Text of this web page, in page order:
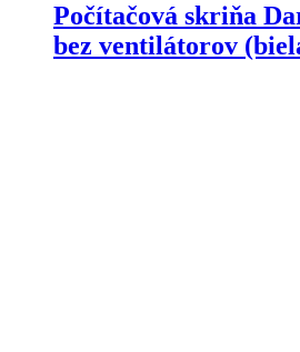
Počítačová skriňa
bez ventilátorov